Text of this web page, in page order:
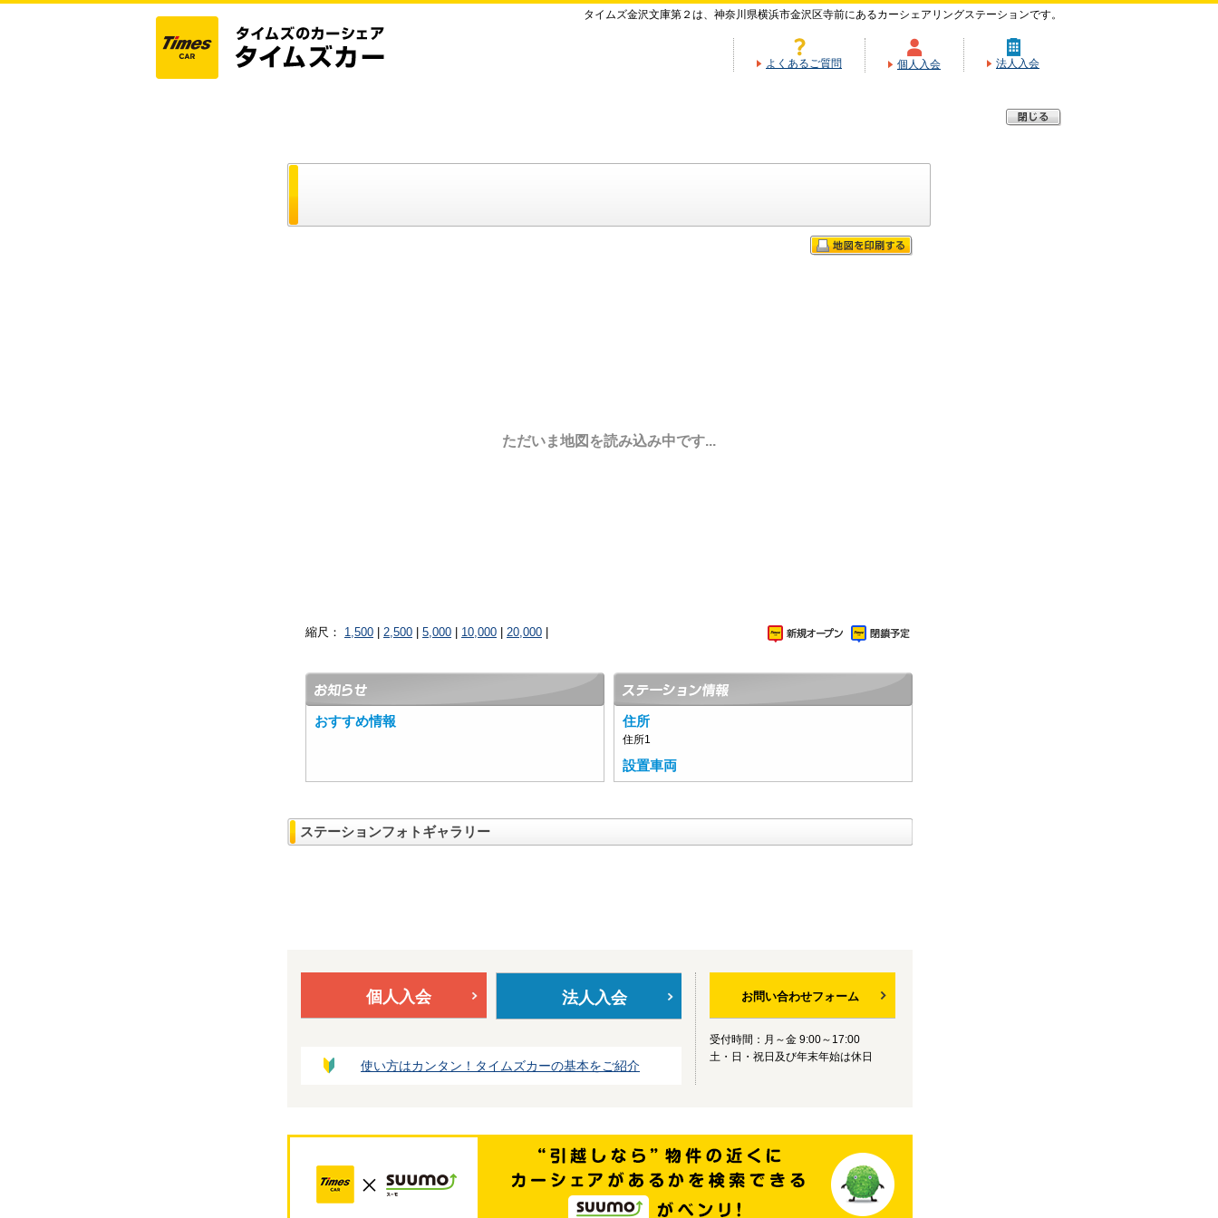
タイムズ金沢文庫第２は、神奈川県横浜市金沢区寺前にあるカーシェアリングステーションです。
よくあるご質問 個人入会 法人入会
ただいま地図を読み込み中です...
縮尺： 1,500 2,500 5,000 10,000 20,000
おすすめ情報 住所
住所1
設置車両
ステーションフォトギャラリー
個人入会 法人入会
使い方はカンタン！タイムズカーの基本をご紹介
お問い合わせフォーム
受付時間：月～金 9:00～17:00
土・日・祝日及び年末年始は休日